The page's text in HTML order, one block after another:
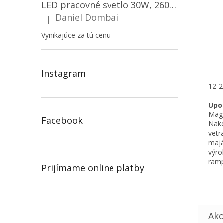
LED pracovné svetlo 30W, 2600LM, 12V/24V, IP67/2-PACK! [LB0087]
Hodnotenie produktu je 5 z 5 hviezdičiek.
| Daniel Dombai
Vynikajúce za tú cenu
Instagram
Facebook
Prijímame online platby
12-